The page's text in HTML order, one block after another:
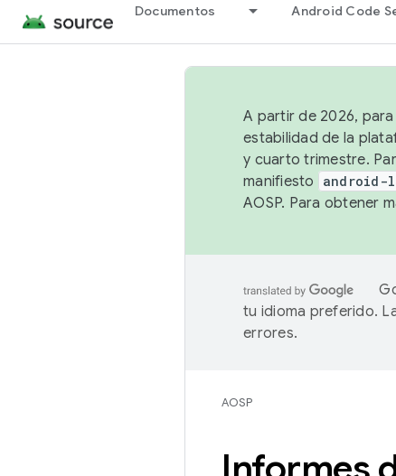
Documentos Android Code
A partir de 2026,
estabilidad de la
y cuarto trimestre.
manifiesto
android-
AOSP. Para obtener
tu idioma preferido.
errores.
AOSP